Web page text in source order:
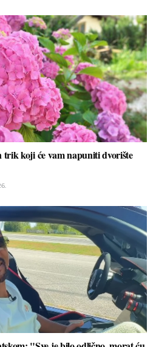
koji će vam napuniti dvorište